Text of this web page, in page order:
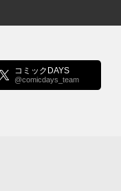
コミックDAYS
@comicdays_team